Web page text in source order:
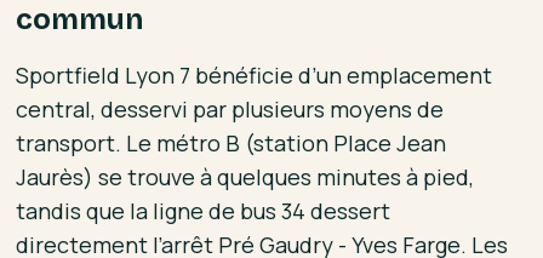
commun
Sportfield Lyon 7 bénéficie d’un emplacement
central, desservi par plusieurs moyens de
transport. Le métro B (station Place Jean
Jaurès) se trouve à quelques minutes à pied,
tandis que la ligne de bus 34 dessert
directement l’arrêt Pré Gaudry - Yves Farge. Les